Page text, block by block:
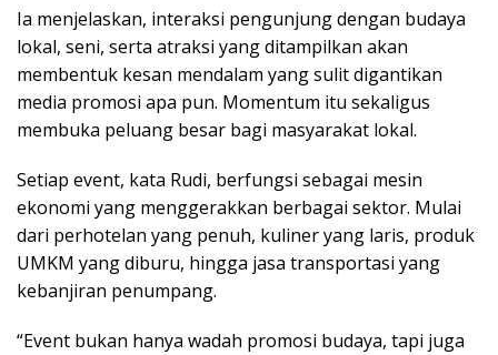
Ia menjelaskan, interaksi pengunjung dengan budaya
lokal, seni, serta atraksi yang ditampilkan akan
membentuk kesan mendalam yang sulit digantikan
media promosi apa pun. Momentum itu sekaligus
membuka peluang besar bagi masyarakat lokal.
Setiap event, kata Rudi, berfungsi sebagai mesin
ekonomi yang menggerakkan berbagai sektor. Mulai
dari perhotelan yang penuh, kuliner yang laris, produk
UMKM yang diburu, hingga jasa transportasi yang
kebanjiran penumpang.
“Event bukan hanya wadah promosi budaya, tapi juga